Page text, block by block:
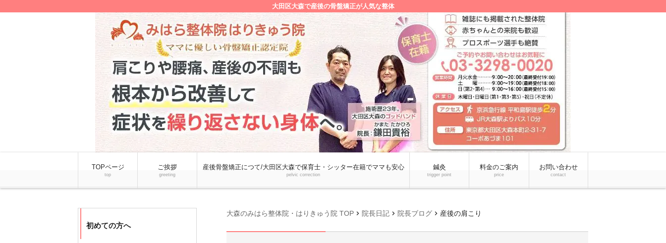
大田区大森で産後の骨盤矯正が人気な整体
TOPページ
top
ご挨拶
greeting
産後骨盤矯正につて/大田区大森で保育士・シッター在籍でママも安心
pelvic correction
鍼灸
trigger point
料金のご案内
price
お問い合わせ
contact
大森のみはら整体院・はりきゅう院 TOP chevron_right 院長日記 chevron_right 院長ブログ chevron_right 産後の肩こり
初めての方へ